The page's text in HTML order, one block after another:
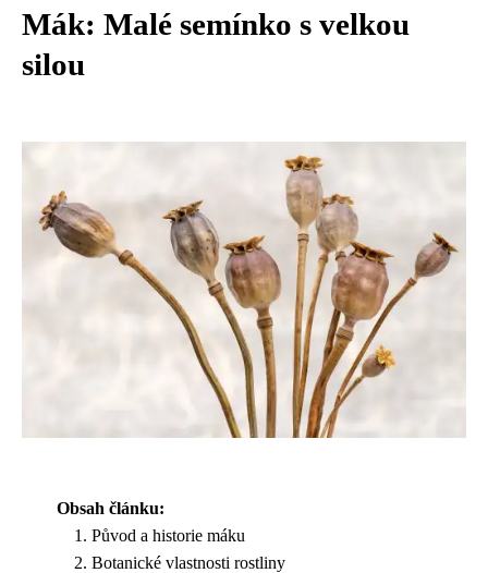
Mák: Malé semínko s velkou
silou
Obsah článku:
Původ a historie máku
Botanické vlastnosti rostliny